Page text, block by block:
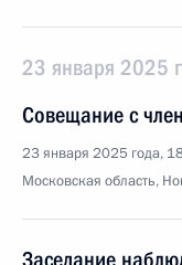
23 января 2025
Совещание с
23 января 2025 года,
Московская область,
Заседание